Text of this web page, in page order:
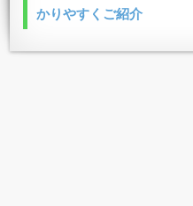
かりやすくご紹介